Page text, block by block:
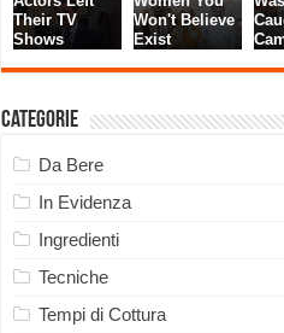
Categorie
Da Bere
In Evidenza
Ingredienti
Tecniche
Tempi di Cottura